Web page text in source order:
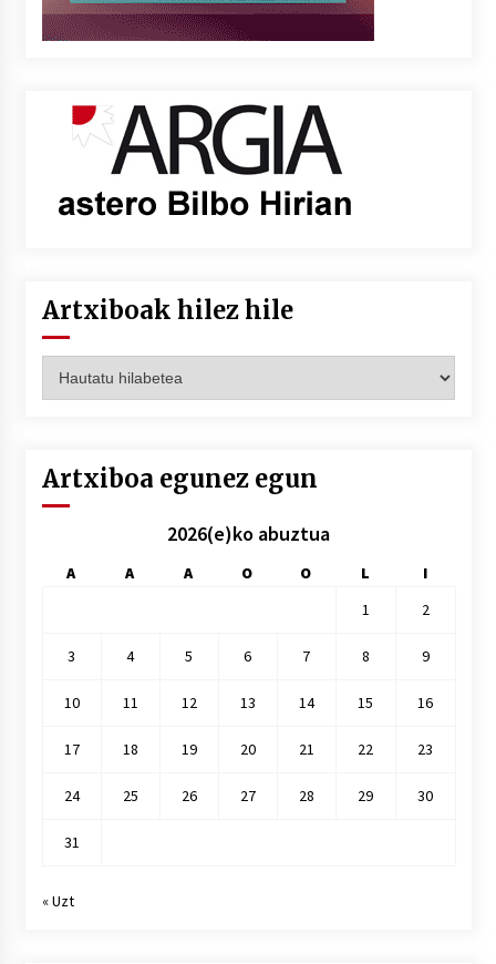
Artxiboak hilez hile
hilez
Artxiboa egunez egun
2026(e)ko abuztua
A A A O O L
I
1
2
3 4 5 6 7 8 9
10 11 12 13 14 15 16
17 18 19 20 21 22 23
24 25 26 27 28 29 30
31
« Uzt